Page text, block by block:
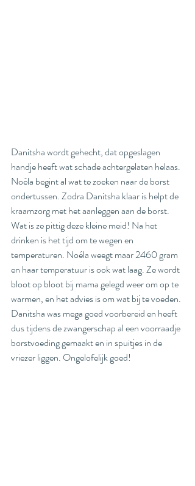
Danitsha wordt gehecht, dat opgeslagen
handje heeft wat schade achtergelaten helaas.
Noéla begint al wat te zoeken naar de borst
ondertussen. Zodra Danitsha klaar is helpt de
kraamzorg met het aanleggen aan de borst.
Wat is ze pittig deze kleine meid! Na het
drinken is het tijd om te wegen en
temperaturen. Noéla weegt maar 2460 gram
en haar temperatuur is ook wat laag. Ze wordt
bloot op bloot bij mama gelegd weer om op te
warmen, en het advies is om wat bij te voeden.
Danitsha was mega goed voorbereid en heeft
dus tijdens de zwangerschap al een voorraadje
borstvoeding gemaakt en in spuitjes in de
vriezer liggen. Ongelofelijk goed!